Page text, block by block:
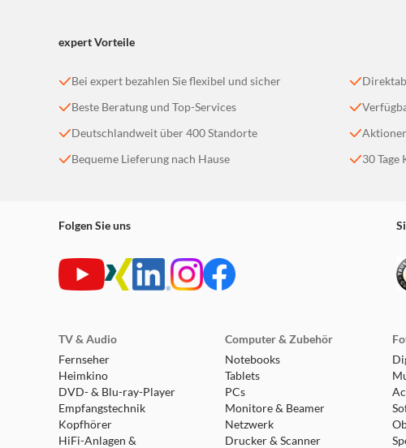
Befehle entgegen nehmen.
UHD AI Upscaler
Die UHD AI Upscaling Technologie optimiert das FHD-
analysiert die Hisense UHD AI Upscaling Technologie
Elegantes Design
expert Vorteile
Bei expert bezahlen Sie flexibel und sicher
Beste Beratung und Top-Services
Deutschlandweit über 400 Standorte
Bequeme Lieferung nach Hause
30
Folgen Sie uns
TV & Audio
Fernseher
Heimkino
DVD- & Blu-ray-Player
Empfangstechnik
Kopfhörer
HiFi-Anlagen &
Computer & Zubehör
Notebooks
Tablets
PCs
Monitore & Beamer
Netzwerk
Drucker & Scanner